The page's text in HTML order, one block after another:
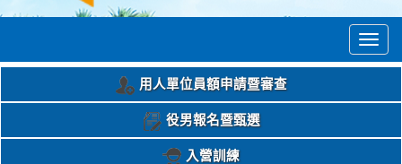
用人單位員額申請暨審查
役男報名暨甄選
入營訓練